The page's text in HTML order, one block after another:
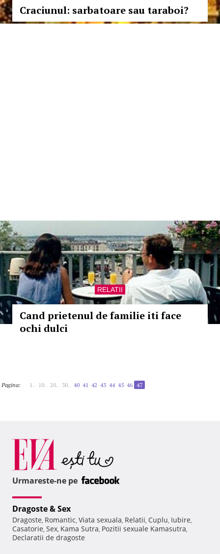
Craciunul: sarbatoare sau taraboi?
RELATII
Cand prietenul de familie iti face
ochi dulci
Pagina: 1.. 10.. 20.. 30.. 40 41 42 43 44 45 46 47
Urmareste-ne pe
Dragoste & Sex
Dragoste, Romantic, Viata sexuala, Relatii, Cuplu, Iubire,
Casatorie, Sex, Kama Sutra, Pozitii sexuale Kamasutra,
Declaratii de dragoste